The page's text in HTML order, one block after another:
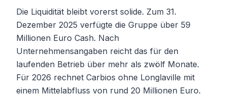
Die Liquidität bleibt vorerst solide. Zum 31.
Dezember 2025 verfügte die Gruppe über 59
Millionen Euro Cash. Nach
Unternehmensangaben reicht das für den
laufenden Betrieb über mehr als zwölf Monate.
Für 2026 rechnet Carbios ohne Longlaville mit
einem Mittelabfluss von rund 20 Millionen Euro.